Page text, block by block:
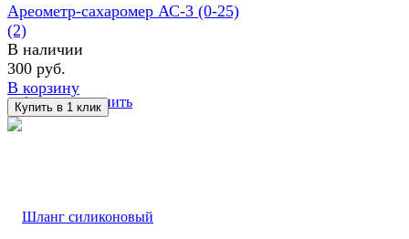
избранное сравнить
Ареометр-сахаромер АС-3 (0-25)
(2)
В наличии
300 руб.
В корзину